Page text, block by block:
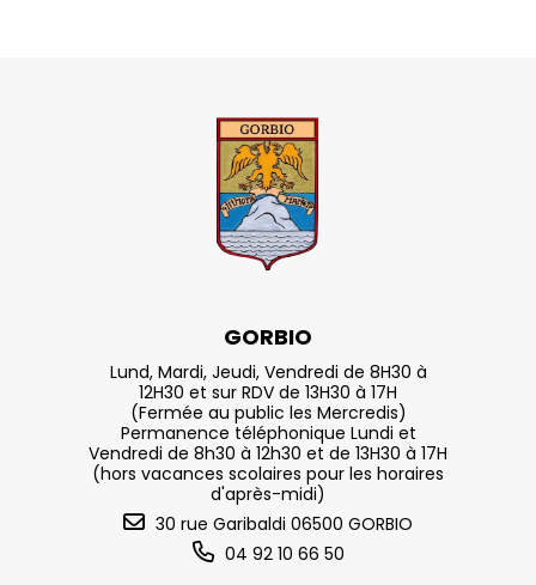
GORBIO
Lund, Mardi, Jeudi, Vendredi de 8H30 à
12H30 et sur RDV de 13H30 à 17H
(Fermée au public les Mercredis)
Permanence téléphonique Lundi et
Vendredi de 8h30 à 12h30 et de 13H30 à 17H
(hors vacances scolaires pour les horaires
d'après-midi)
30 rue Garibaldi 06500 GORBIO
04 92 10 66 50